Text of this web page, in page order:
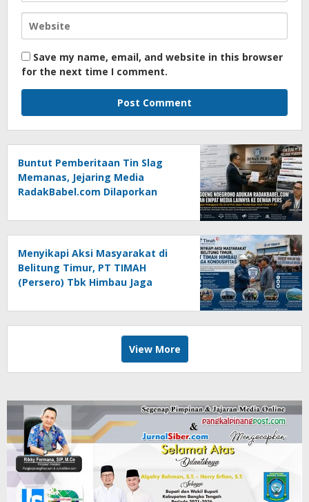
Save my name, email, and website in this browser
for the next time I comment.
Buntut Pemberitaan Tin Slag
Memanas, Jejaring Media
RadakBabel.com Dilaporkan
Pers
Menyikapi Aksi Masyarakat di
Belitung Timur, PT TIMAH
(Persero) Tbk Himbau Jaga
View More